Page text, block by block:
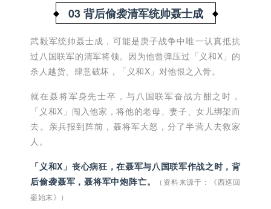
03 背后偷袭清军统帅聂士成
武毅军统帅聂士成，可能是庚子战争中唯一认真抵抗
过八国联军的清军将领。因为他曾弹压过「义和X」的
杀人越货、肆意破坏，「义和X」对他恨之入骨。
就在聂将军身先士卒，与八国联军奋战方酣之时，
「义和X」闯入他家，将他的老母、妻子、女儿绑架而
去。亲兵报到阵前，聂将军大怒，分了半营人去救家
人。
「义和X」丧心病狂，在聂军与八国联军作战之时，背
后偷袭聂军，聂将军中炮阵亡。
（资料来源于：《西巡回
銮始末》）